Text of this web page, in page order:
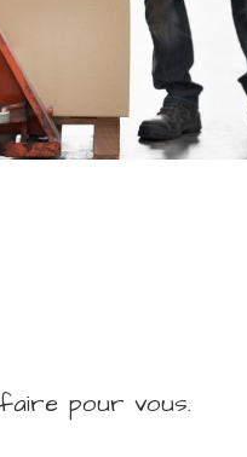
pour vous.